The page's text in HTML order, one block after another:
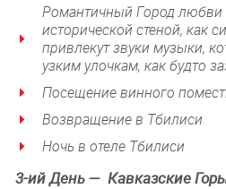
Романтичный Город любви
исторической стеной, как
привлекут звуки музыки,
узким улочкам, как будто
Посещение винного
Возвращение в Тбилиси
Ночь в отеле Тбилиси
3-ийДень — Кавказские